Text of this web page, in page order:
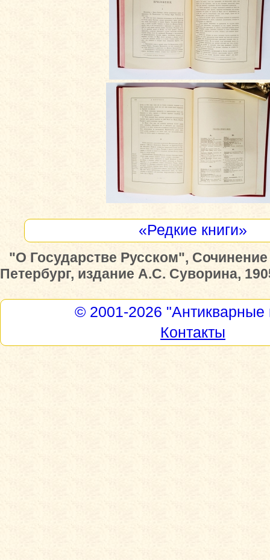
«Редкие книги»
"О Государстве Русском",
Петербург, издание А.С. Суворина,
© 2001-2026 "Антикварные
Контакты